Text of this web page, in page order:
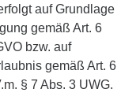
auf Grundlage
gemäß Art. 6
bzw. auf
gemäß Art. 6
§ 7 Abs. 3 UWG.